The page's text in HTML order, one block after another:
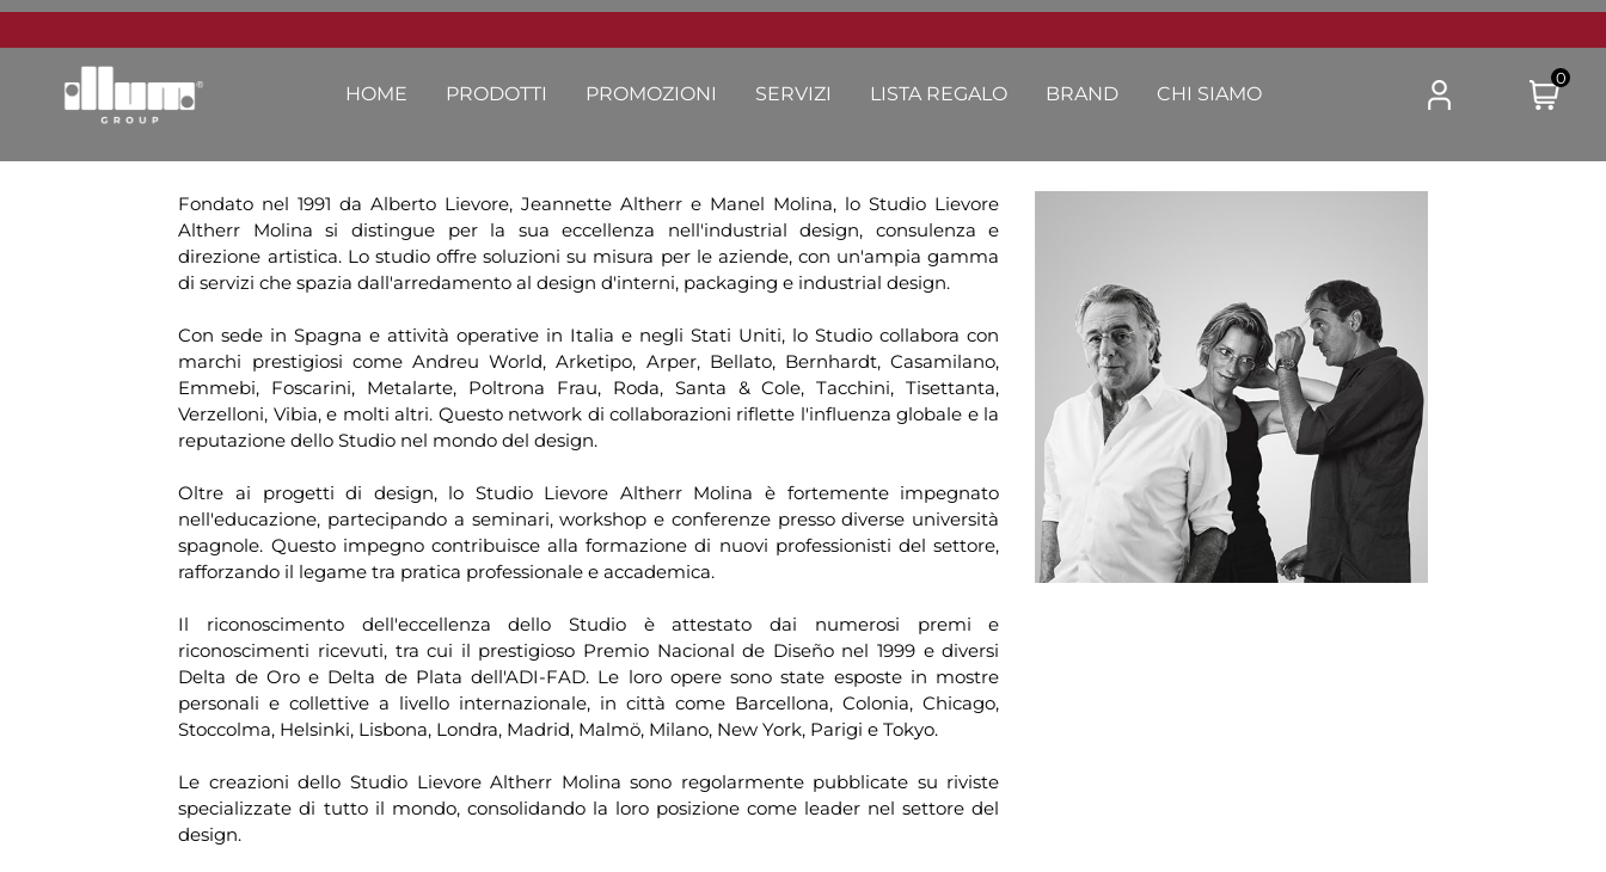
HOME PRODOTTI PROMOZIONI SERVIZI LISTA REGALO BRAND CHI SIAMO
0
Fondato nel 1991 da Alberto Lievore, Jeannette Altherr e Manel Molina, lo Studio Lievore
Altherr Molina si distingue per la sua eccellenza nell'industrial design, consulenza e
direzione artistica. Lo studio offre soluzioni su misura per le aziende, con un'ampia gamma
di servizi che spazia dall'arredamento al design d'interni, packaging e industrial design.
Con sede in Spagna e attività operative in Italia e negli Stati Uniti, lo Studio collabora con
marchi prestigiosi come Andreu World, Arketipo, Arper, Bellato, Bernhardt, Casamilano,
Emmebi, Foscarini, Metalarte, Poltrona Frau, Roda, Santa & Cole, Tacchini, Tisettanta,
Verzelloni, Vibia, e molti altri. Questo network di collaborazioni riflette l'influenza globale e la
reputazione dello Studio nel mondo del design.
Oltre ai progetti di design, lo Studio Lievore Altherr Molina è fortemente impegnato
nell'educazione, partecipando a seminari, workshop e conferenze presso diverse università
spagnole. Questo impegno contribuisce alla formazione di nuovi professionisti del settore,
rafforzando il legame tra pratica professionale e accademica.
Il riconoscimento dell'eccellenza dello Studio è attestato dai numerosi premi e
riconoscimenti ricevuti, tra cui il prestigioso Premio Nacional de Diseño nel 1999 e diversi
Delta de Oro e Delta de Plata dell'ADI-FAD. Le loro opere sono state esposte in mostre
personali e collettive a livello internazionale, in città come Barcellona, Colonia, Chicago,
Stoccolma, Helsinki, Lisbona, Londra, Madrid, Malmö, Milano, New York, Parigi e Tokyo.
Le creazioni dello Studio Lievore Altherr Molina sono regolarmente pubblicate su riviste
specializzate di tutto il mondo, consolidando la loro posizione come leader nel settore del
design.